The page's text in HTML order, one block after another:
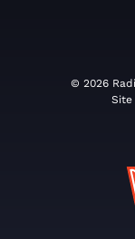
© 2026
Site